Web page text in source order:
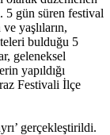
5 gün süren festival
yaşlıların,
bulduğu 5
geleneksel
yapıldığı
Festivali İlçe
gerçekleştirildi.